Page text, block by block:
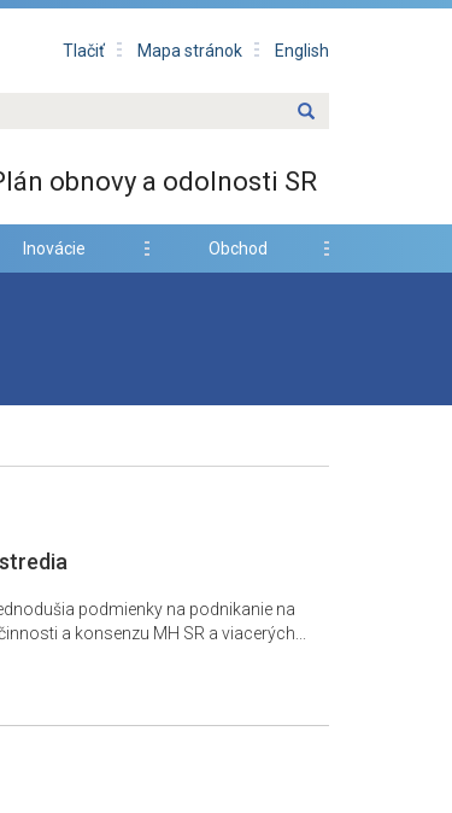
Tlačiť Mapa stránok English
obnovy a odolnosti SR
Inovácie Obchod
podmienky na podnikanie na
a konsenzu MH SR a viacerých...